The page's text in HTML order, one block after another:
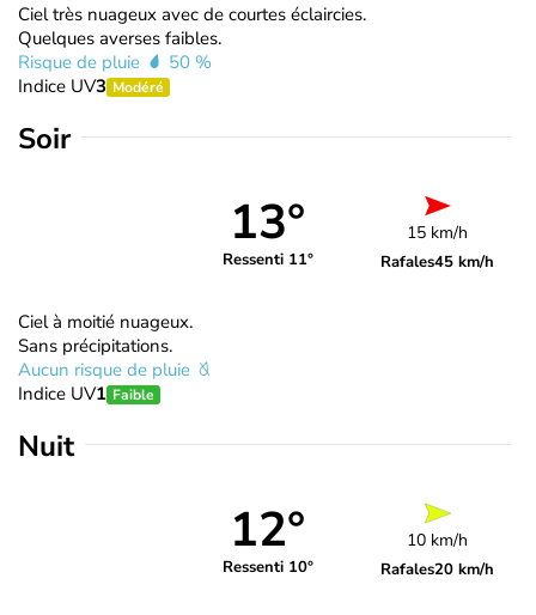
Ciel très nuageux avec de courtes éclaircies.
Quelques averses faibles.
Risque de pluie
50 %
Indice UV3 Modéré
Soir
13°
Ressenti 11°
15 km/h
Rafales45 km/h
Ciel à moitié nuageux.
Sans précipitations.
Aucun risque de pluie
Indice UV1 Faible
Nuit
12°
Ressenti 10°
10 km/h
Rafales20 km/h